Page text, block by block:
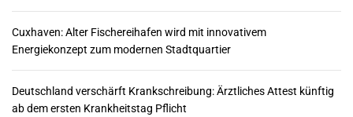
e
r
u
n
Cuxhaven: Alter Fischereihafen wird mit innovativem
Energiekonzept zum modernen Stadtquartier
Deutschland verschärft Krankschreibung: Ärztliches Attest künftig
ab dem ersten Krankheitstag Pflicht